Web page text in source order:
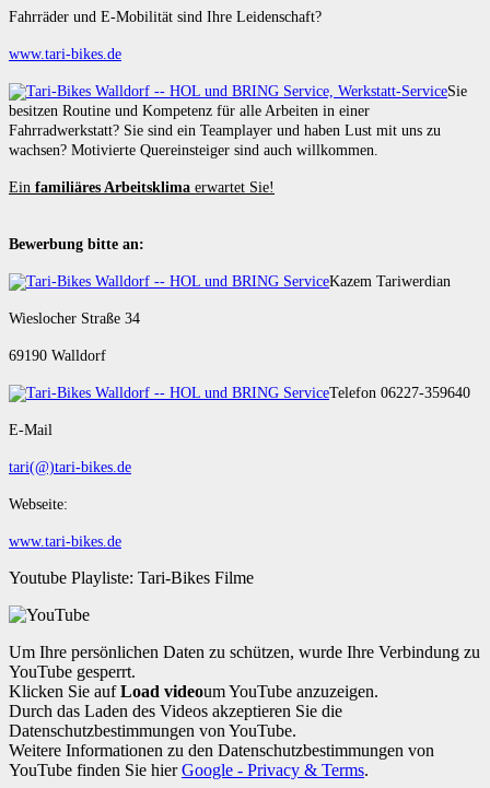
Fahrräder und E-Mobilität sind Ihre Leidenschaft?
www.tari-bikes.de
Sie
besitzen Routine und Kompetenz für alle Arbeiten in einer
Fahrradwerkstatt? Sie sind ein Teamplayer und haben Lust mit uns zu
wachsen? Motivierte Quereinsteiger sind auch willkommen.
Ein familiäres Arbeitsklima erwartet Sie!
Bewerbung bitte an:
Kazem Tariwerdian
Wieslocher Straße 34
69190 Walldorf
Telefon 06227-359640
E-Mail
tari(@)tari-bikes.de
Webseite:
www.tari-bikes.de
Youtube Playliste: Tari-Bikes Filme
Um Ihre persönlichen Daten zu schützen, wurde Ihre Verbindung zu
YouTube gesperrt.
Klicken Sie aufLoad videoum YouTube anzuzeigen.
Durch das Laden des Videos akzeptieren Sie die
Datenschutzbestimmungen von YouTube.
Weitere Informationen zu den Datenschutzbestimmungen von
YouTube finden Sie hierGoogle - Privacy & Terms.